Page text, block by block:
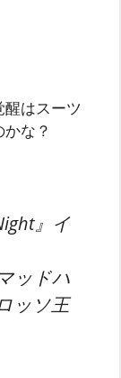
はスーツ
な？
』イ
ッドハ
ッソ王